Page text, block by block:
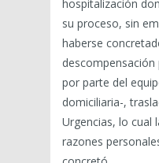
hospitalización
su proceso, sin
haberse
por parte del
domiciliaria-,
Urgencias, lo cual
razones